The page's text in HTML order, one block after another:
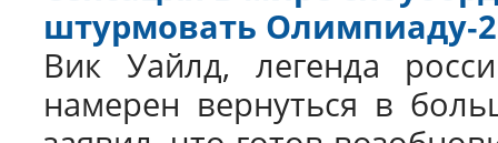
штурмовать
Вик Уайлд, легенда
намерен вернуться в